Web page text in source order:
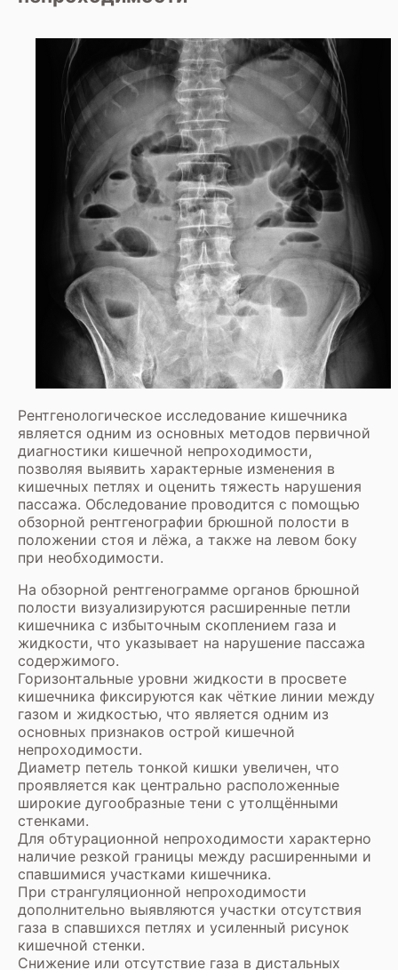
Рентгенологическое исследование кишечника
является одним из основных методов первичной
диагностики кишечной непроходимости,
позволяя выявить характерные изменения в
кишечных петлях и оценить тяжесть нарушения
пассажа. Обследование проводится с помощью
обзорной рентгенографии брюшной полости в
положении стоя и лёжа, а также на левом боку
при необходимости.
На обзорной рентгенограмме органов брюшной
полости визуализируются расширенные петли
кишечника с избыточным скоплением газа и
жидкости, что указывает на нарушение пассажа
содержимого.
Горизонтальные уровни жидкости в просвете
кишечника фиксируются как чёткие линии между
газом и жидкостью, что является одним из
основных признаков острой кишечной
непроходимости.
Диаметр петель тонкой кишки увеличен, что
проявляется как центрально расположенные
широкие дугообразные тени с утолщёнными
стенками.
Для обтурационной непроходимости характерно
наличие резкой границы между расширенными и
спавшимися участками кишечника.
При странгуляционной непроходимости
дополнительно выявляются участки отсутствия
газа в спавшихся петлях и усиленный рисунок
кишечной стенки.
Снижение или отсутствие газа в дистальных